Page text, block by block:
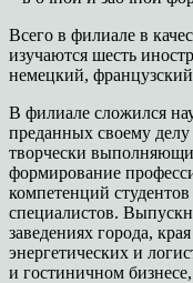
Всего в филиале в
изучаются шесть
немецкий,
В филиале сложился
преданных своему
творчески
формирование
компетенций
специалистов.
заведениях города,
энергетических и
и гостиничном